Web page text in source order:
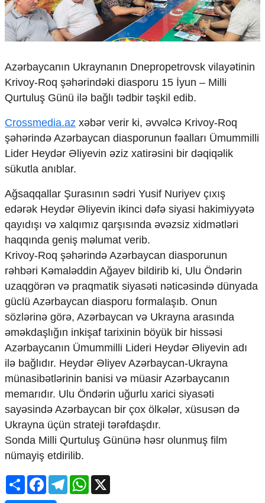
Siyasi
Geosiyasi
İqtisadi
Araşdırma
Multimedia
Video
İnfoqrafika
Podcast
Humanitar
Elm və təhsil
Mədəniyyət
Diaspor
Yüksəliş hekayəsi
Mədəniyyətimizin Zəfəri
Zəfər Diasporu
Səhiyyə
Ailə və uşaq
Turizm
İqtisadiyyat
İqtisadi xəbərlər
Energetika
Neft-qaz
Əmək və sosial siyasət
Kənd təsərrüfatı
Hərbi sənaye
Telekommunikasiya və nəqliyyat
COP29
Cəmiyyət
Crossmedia.az - 1 yaş
Siyasət
Azərbaycanın Ukraynanın Dnepropetrovsk vilayətinin
Krivoy-Roq şəhərindəki diasporu 15 İyun – Milli
Qurtuluş Günü ilə bağlı tədbir təşkil edib.
Crossmedia.az xəbər verir ki, əvvəlcə Krivoy-Roq
şəhərində Azərbaycan diasporunun fəalları Ümummilli
Lider Heydər Əliyevin əziz xatirəsini bir dəqiqəlik
sükutla anıblar.
Ağsaqqallar Şurasının sədri Yusif Nuriyev çıxış
edərək Heydər Əliyevin ikinci dəfə siyasi hakimiyyətə
qayıdışı və xalqımız qarşısında əvəzsiz xidmətləri
haqqında geniş məlumat verib.
Krivoy-Roq şəhərində Azərbaycan diasporunun
rəhbəri Kəmaləddin Ağayev bildirib ki, Ulu Öndərin
uzaqgörən və praqmatik siyasəti nəticəsində dünyada
güclü Azərbaycan diasporu formalaşıb. Onun
sözlərinə görə, Azərbaycan və Ukrayna arasında
əməkdaşlığın inkişaf tarixinin böyük bir hissəsi
Azərbaycanın Ümummilli Lideri Heydər Əliyevin adı
ilə bağlıdır. Heydər Əliyev Azərbaycan-Ukrayna
münasibətlərinin banisi və müasir Azərbaycanın
memarıdır. Ulu Öndərin uğurlu xarici siyasəti
sayəsində Azərbaycan bir çox ölkələr, xüsusən də
Ukrayna üçün strateji tərəfdaşdır.
Sonda Milli Qurtuluş Gününə həsr olunmuş film
nümayiş etdirilib.
ShareFacebookTelegramWhatsApp